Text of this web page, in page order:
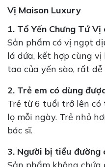
Vị Maison Luxury
1. Tổ Yến Chưng Tứ
Sản phẩm có vị ngọt
lá dứa, kết hợp cùng
tao của yến sào, rất dễ
2. Trẻ em có dùng
Trẻ từ 6 tuổi trở lên
lọ mỗi ngày. Trẻ nhỏ
bác sĩ.
3. Người bị tiểu đường